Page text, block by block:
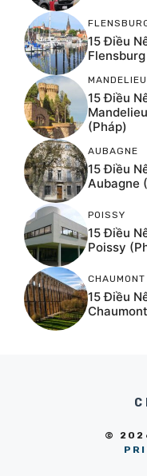
15 Điều
15 Điều
(Pháp)
AUBAGNE
15 Điều
Aubagne
POISSY
15 Điều
Poissy
CHAUMONT
15 Điều
©